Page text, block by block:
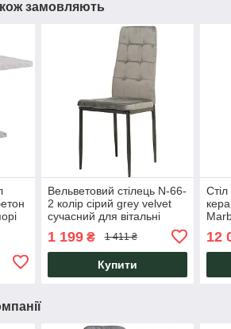
замовляють
Вельветовий стілець N-66-
2 колір сірий grey velvet
сучасний для вітальні
VetroMebel
1 199₴ 1 411 ₴
Купити
12